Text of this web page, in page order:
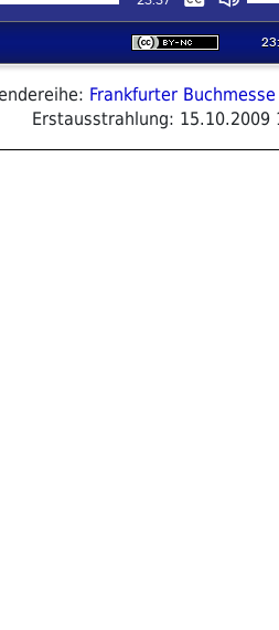
Frankfurter
Erstausstrahlung: 15.10.2009